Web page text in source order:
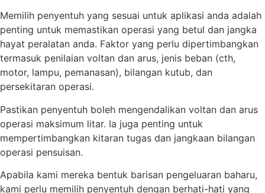
Memilih penyentuh yang sesuai untuk aplikasi anda adalah
penting untuk memastikan operasi yang betul dan jangka
hayat peralatan anda. Faktor yang perlu dipertimbangkan
termasuk penilaian voltan dan arus, jenis beban (cth,
motor, lampu, pemanasan), bilangan kutub, dan
persekitaran operasi.
Pastikan penyentuh boleh mengendalikan voltan dan arus
operasi maksimum litar. Ia juga penting untuk
mempertimbangkan kitaran tugas dan jangkaan bilangan
operasi pensuisan.
Apabila kami mereka bentuk barisan pengeluaran baharu,
kami perlu memilih penyentuh dengan berhati-hati yang